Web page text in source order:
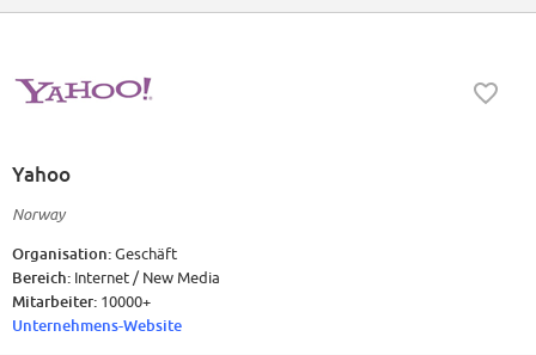
Yahoo
Norway
Organisation:Geschäft
Bereich: Internet / New Media
Mitarbeiter: 10000+
Unternehmens-Website